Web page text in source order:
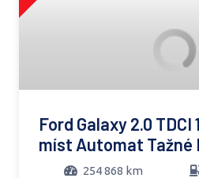
Ford Galaxy 2.0 TDCI
míst Automat Tažné
254 868 km